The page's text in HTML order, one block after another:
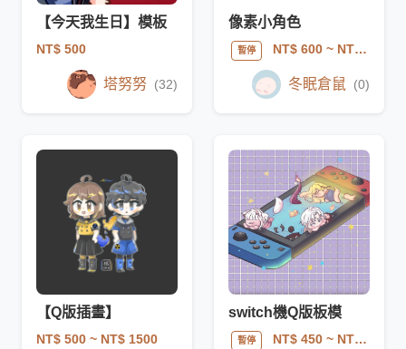
【今天我生日】模板
NT$ 500
塔努努 (32)
像素小角色
暫停 NT$ 600~ NT$ 1500
冬眠倉鼠 (0)
【Q版插畫】
NT$ 500 ~ NT$ 1500
switch機Q版板模
暫停 NT$ 450~ NT$ 450